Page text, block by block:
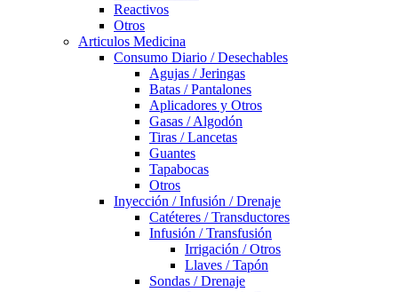
Reactivos
Otros
Articulos Medicina
Consumo Diario / Desechables
Agujas / Jeringas
Batas / Pantalones
Aplicadores y Otros
Gasas / Algodón
Tiras / Lancetas
Guantes
Tapabocas
Otros
Inyección / Infusión / Drenaje
Catéteres / Transductores
Infusión / Transfusión
Irrigación / Otros
Llaves / Tapón
Sondas / Drenaje